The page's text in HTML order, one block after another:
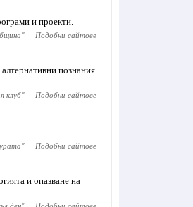
и проекти.
" Подобни сайтове
познания
клуб" Подобни сайтове
" Подобни сайтове
и опазване на